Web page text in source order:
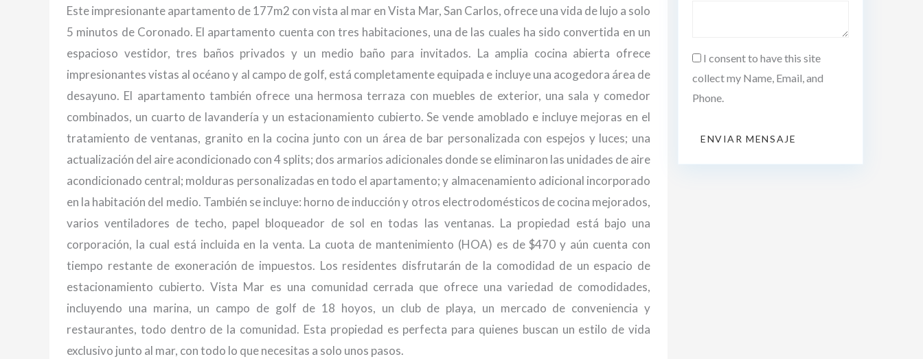
Este impresionante apartamento de 177m2 con vista al mar en Vista Mar, San Carlos, ofrece una vida de lujo a solo
5 minutos de Coronado. El apartamento cuenta con tres habitaciones, una de las cuales ha sido convertida en un
espacioso vestidor, tres baños privados y un medio baño para invitados. La amplia cocina abierta ofrece
impresionantes vistas al océano y al campo de golf, está completamente equipada e incluye una acogedora área de
desayuno. El apartamento también ofrece una hermosa terraza con muebles de exterior, una sala y comedor
combinados, un cuarto de lavandería y un estacionamiento cubierto. Se vende amoblado e incluye mejoras en el
tratamiento de ventanas, granito en la cocina junto con un área de bar personalizada con espejos y luces; una
actualización del aire acondicionado con 4 splits; dos armarios adicionales donde se eliminaron las unidades de aire
acondicionado central; molduras personalizadas en todo el apartamento; y almacenamiento adicional incorporado
en la habitación del medio. También se incluye: horno de inducción y otros electrodomésticos de cocina mejorados,
varios ventiladores de techo, papel bloqueador de sol en todas las ventanas. La propiedad está bajo una
corporación, la cual está incluida en la venta. La cuota de mantenimiento (HOA) es de $470 y aún cuenta con
tiempo restante de exoneración de impuestos. Los residentes disfrutarán de la comodidad de un espacio de
estacionamiento cubierto. Vista Mar es una comunidad cerrada que ofrece una variedad de comodidades,
incluyendo una marina, un campo de golf de 18 hoyos, un club de playa, un mercado de conveniencia y
restaurantes, todo dentro de la comunidad. Esta propiedad es perfecta para quienes buscan un estilo de vida
exclusivo junto al mar, con todo lo que necesitas a solo unos pasos.
I consent to have this site
collect my Name, Email, and
Phone.
ENVIAR MENSAJE